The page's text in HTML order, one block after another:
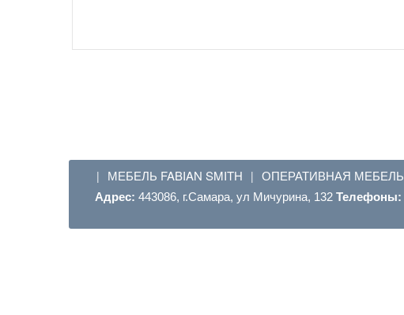
| МЕБЕЛЬ FABIAN SMITH | ОПЕРАТИВНАЯ МЕБЕЛЬ
Адрес: 443086, г.Самара, ул Мичурина, 132 Телефоны: